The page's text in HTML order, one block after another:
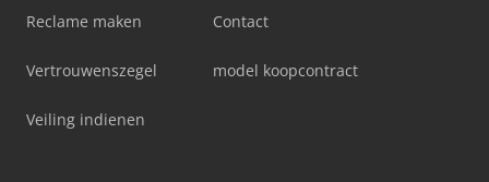
Reclame maken
Vertrouwenszegel
Veiling indienen
Contact
model koopcontract